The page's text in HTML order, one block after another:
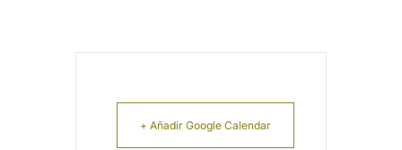
+ Añadir Google Calendar